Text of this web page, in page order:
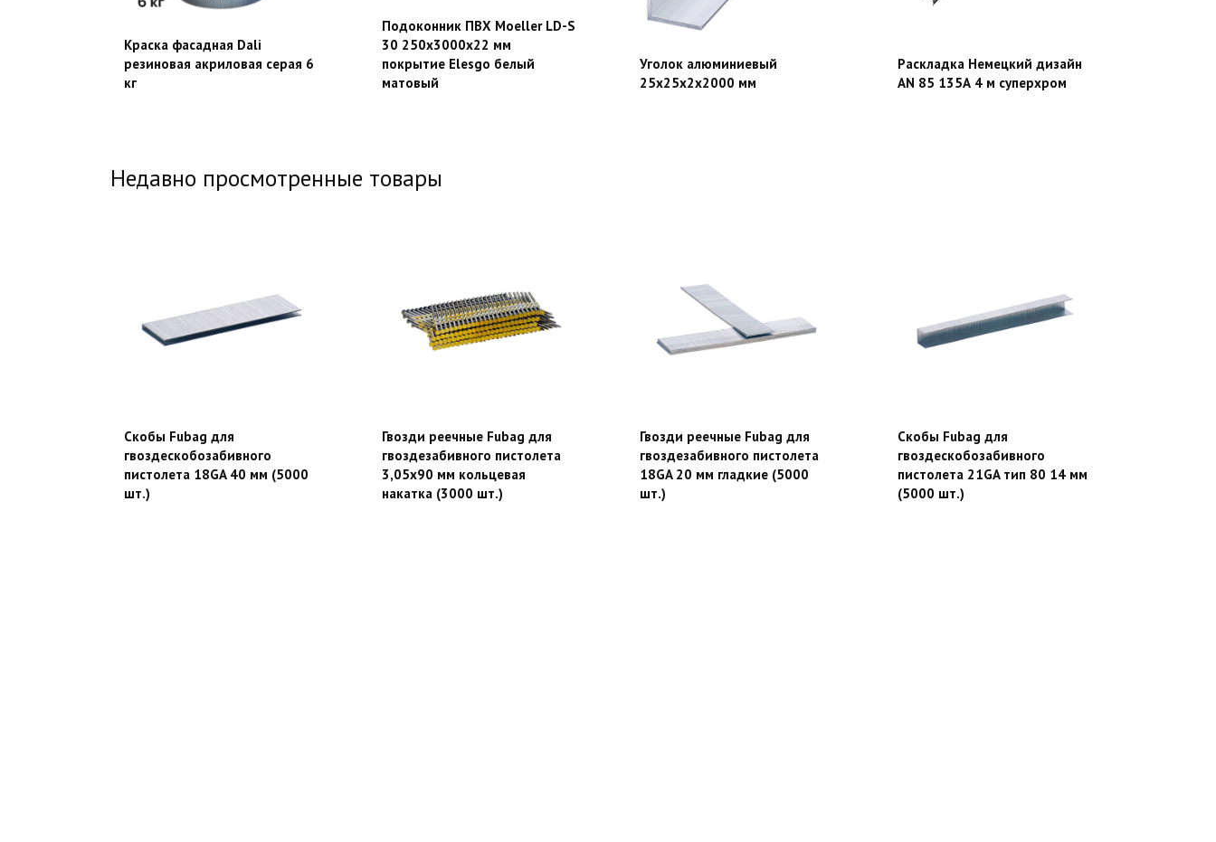
Краска фасадная Dali
резиновая акриловая серая 6
кг
Подоконник ПВХ Moeller LD-S
30 250х3000х22 мм
покрытие Elesgo белый
матовый
Уголок алюминиевый
25х25х2х2000 мм
Раскладка Немецкий дизайн
AN 85 135А 4 м суперхром
Недавно просмотренные товары
Скобы Fubag для
гвоздескобозабивного
пистолета 18GA 40 мм (5000
шт.)
Гвозди реечные Fubag для
гвоздезабивного пистолета
3,05х90 мм кольцевая
накатка (3000 шт.)
Гвозди реечные Fubag для
гвоздезабивного пистолета
18GA 20 мм гладкие (5000
шт.)
Скобы Fubag для
гвоздескобозабивного
пистолета 21GA тип 80 14 мм
(5000 шт.)